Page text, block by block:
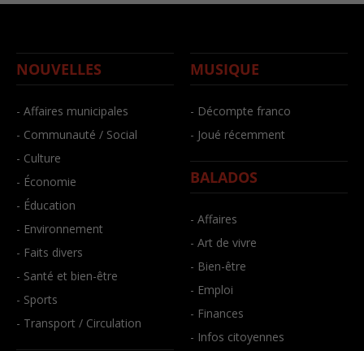
NOUVELLES
- Affaires municipales
- Communauté / Social
- Culture
- Économie
- Éducation
- Environnement
- Faits divers
- Santé et bien-être
- Sports
- Transport / Circulation
MUSIQUE
- Décompte franco
- Joué récemment
BALADOS
- Affaires
- Art de vivre
- Bien-être
- Emploi
- Finances
- Infos citoyennes